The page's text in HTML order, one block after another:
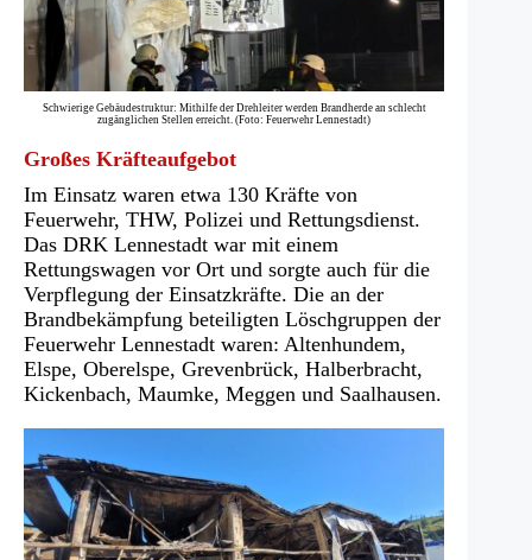
Schwierige Gebäudestruktur: Mithilfe der Drehleiter werden Brandherde an schlecht
zugänglichen Stellen erreicht. (Foto: Feuerwehr Lennestadt)
Großes Kräfteaufgebot
Im Einsatz waren etwa 130 Kräfte von
Feuerwehr, THW, Polizei und Rettungsdienst.
Das DRK Lennestadt war mit einem
Rettungswagen vor Ort und sorgte auch für die
Verpflegung der Einsatzkräfte. Die an der
Brandbekämpfung beteiligten Löschgruppen der
Feuerwehr Lennestadt waren: Altenhundem,
Elspe, Oberelspe, Grevenbrück, Halberbracht,
Kickenbach, Maumke, Meggen und Saalhausen.